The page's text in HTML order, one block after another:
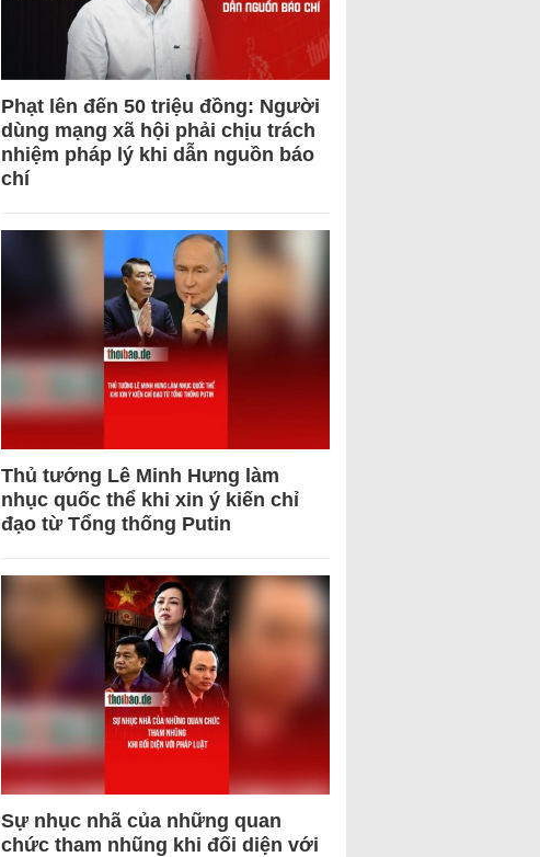
Phạt lên đến 50 triệu đồng: Người
dùng mạng xã hội phải chịu trách
nhiệm pháp lý khi dẫn nguồn báo
chí
Thủ tướng Lê Minh Hưng làm
nhục quốc thể khi xin ý kiến chỉ
đạo từ Tổng thống Putin
Sự nhục nhã của những quan
chức tham nhũng khi đối diện với